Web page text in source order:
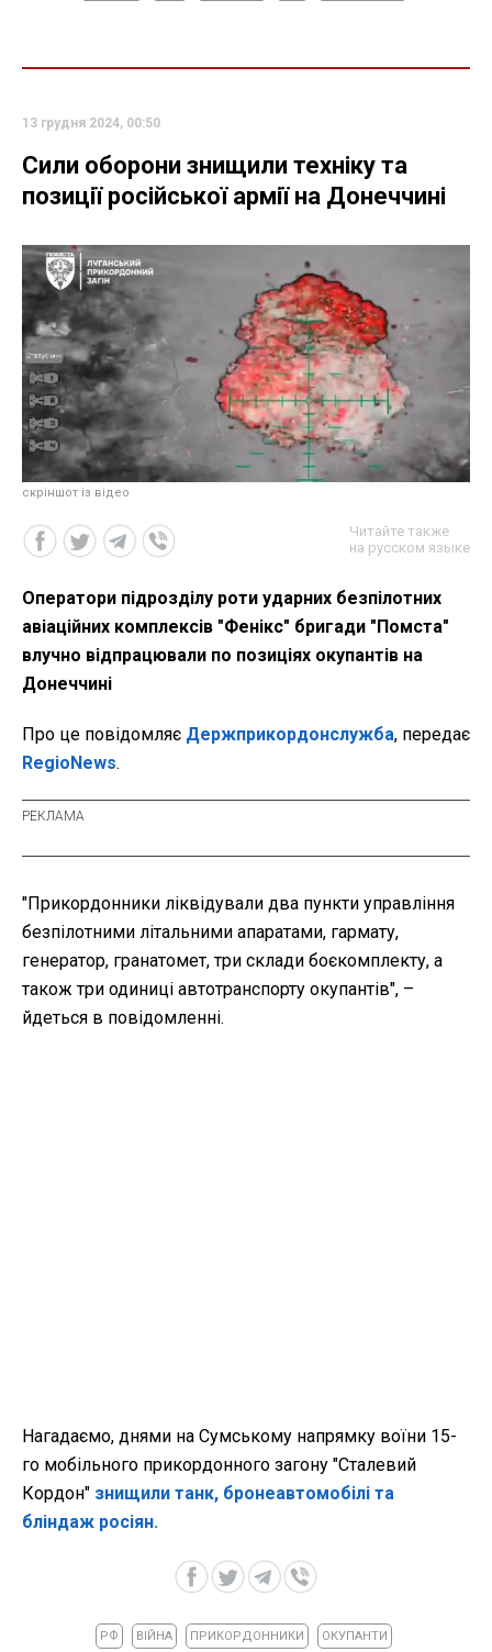
13 грудня 2024, 00:50
Сили оборони знищили техніку та
позиції російської армії на Донеччині
скріншот із відео
Читайте также
на русском языке
Оператори підрозділу роти ударних безпілотних
авіаційних комплексів "Фенікс" бригади "Помста"
влучно відпрацювали по позиціях окупантів на
Донеччині
Про це повідомляє Держприкордонслужба, передає
RegioNews.
"Прикордонники ліквідували два пункти управління
безпілотними літальними апаратами, гармату,
генератор, гранатомет, три склади боєкомплекту, а
також три одиниці автотранспорту окупантів", –
йдеться в повідомленні.
Нагадаємо, днями на Сумському напрямку воїни 15-
го мобільного прикордонного загону "Сталевий
Кордон" знищили танк, бронеавтомобілі та
бліндаж росіян.
РФ ВІЙНА ПРИКОРДОННИКИ ОКУПАНТИ